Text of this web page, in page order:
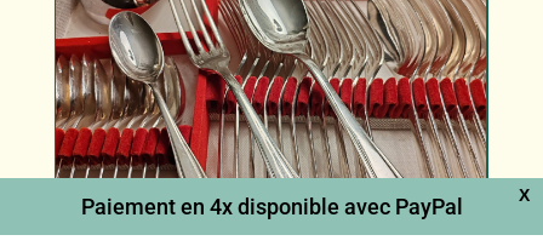
X
Paiement en 4x disponible avec PayPal